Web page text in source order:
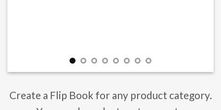
Create a Flip Book for any product category.